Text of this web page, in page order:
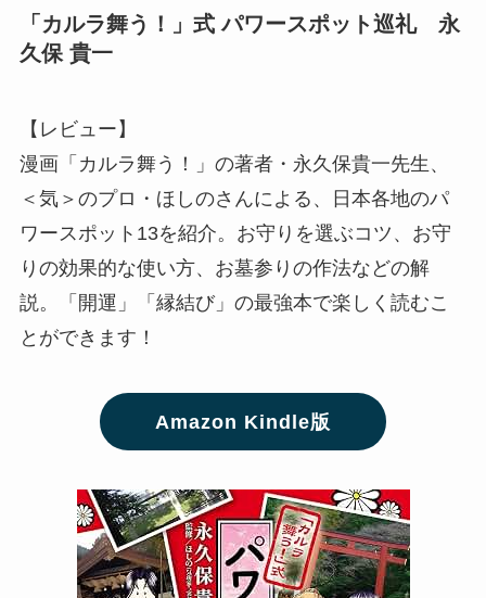
「カルラ舞う！」式 パワースポット巡礼 永
久保 貴一
【レビュー】
漫画「カルラ舞う！」の著者・永久保貴一先生、
＜気＞のプロ・ほしのさんによる、日本各地のパ
ワースポット13を紹介。お守りを選ぶコツ、お守
りの効果的な使い方、お墓参りの作法などの解
説。「開運」「縁結び」の最強本で楽しく読むこ
とができます！
Amazon Kindle版